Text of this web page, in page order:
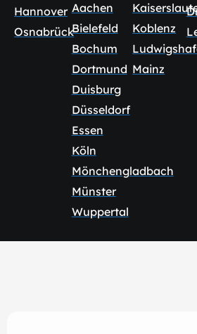
Hannover
Osnabrück
Aachen
Bielefeld
Bochum
Dortmund
Duisburg
Düsseldorf
Essen
Köln
Mönchengladbach
Münster
Wuppertal
Koblenz
Mainz